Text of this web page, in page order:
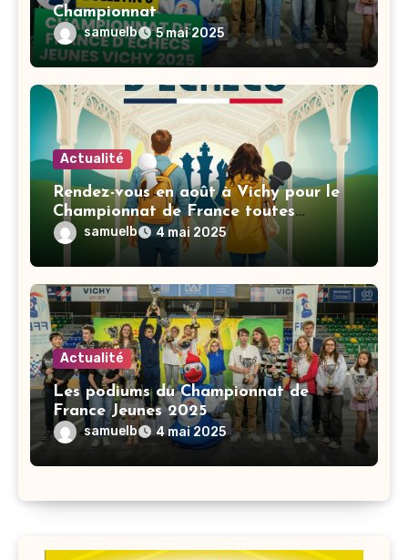
Championnat
samuelb 5 mai 2025
Actualité
Rendez-vous en août à Vichy pour le
Championnat de France toutes
catégories
samuelb 4 mai 2025
Actualité
Les podiums du Championnat de
France Jeunes 2025
samuelb 4 mai 2025